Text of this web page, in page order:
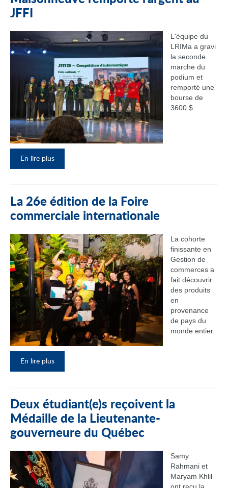
JFFI
L'équipe du
LRIMa a gravi
la seconde
marche du
podium et
remporté une
bourse de
3600 $.
En lire plus
La 26e édition de la Foire
commerciale internationale
La cohorte
finissante en
Gestion de
commerces a
fait découvrir
des produits
en
provenance
de pays du
monde entier.
En lire plus
Deux étudiant(e)s reçoivent la
Médaille de la Lieutenante-
gouverneure du Québec
Samy
Rahmani et
Maryam Khlil